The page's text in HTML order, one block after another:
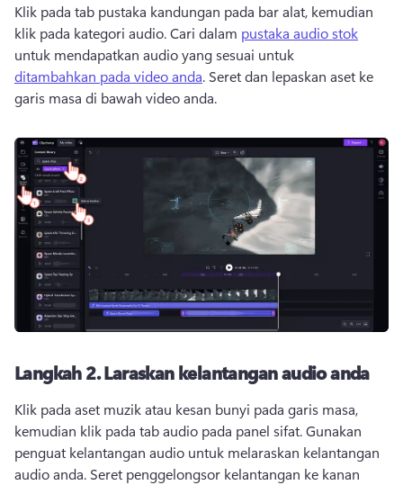
Klik pada tab pustaka kandungan pada bar alat, kemudian
klik pada kategori audio. Cari dalam pustaka audio stok
untuk mendapatkan audio yang sesuai untuk
ditambahkan pada video anda. Seret dan lepaskan aset ke
garis masa di bawah video anda.
Langkah 2.Laraskan kelantangan audio anda
Klik pada aset muzik atau kesan bunyi pada garis masa,
kemudian klik pada tab audio pada panel sifat. Gunakan
penguat kelantangan audio untuk melaraskan kelantangan
audio anda. Seret penggelongsor kelantangan ke kanan